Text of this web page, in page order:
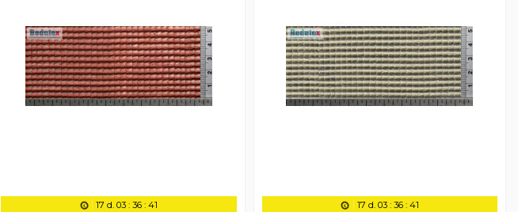
17 d. 03: 36: 40
17d. 03: 36: 40